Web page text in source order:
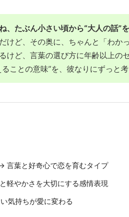
、たぶん小さい頃から“大人の話”
けど、その奥に、ちゃんと「わか
けど、言葉の選び方に年齢以上の
ることの意味”を、彼なりにずっと
言葉と好奇心で恋を育むタイプ
軽やかさを大切にする感情表現
気持ちが愛に変わる